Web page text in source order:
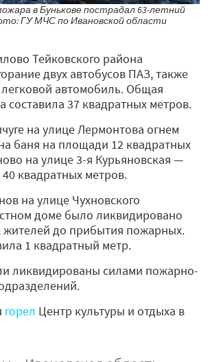
в Бунькове пострадал 63-летний
ГУ МЧС по Ивановской области
Тейковского района
двух автобусов ПАЗ, также
автомобиль. Общая
37 квадратных метров.
на улице Лермонтова огнем
баня на площади 12 квадратных
на улице 3-я Курьяновская —
квадратных метров.
на улице Чухновского
доме было ликвидировано
жителей до прибытия пожарных.
1 квадратный метр.
ликвидированы силами пожарно-
горел Центр культуры и отдыха в